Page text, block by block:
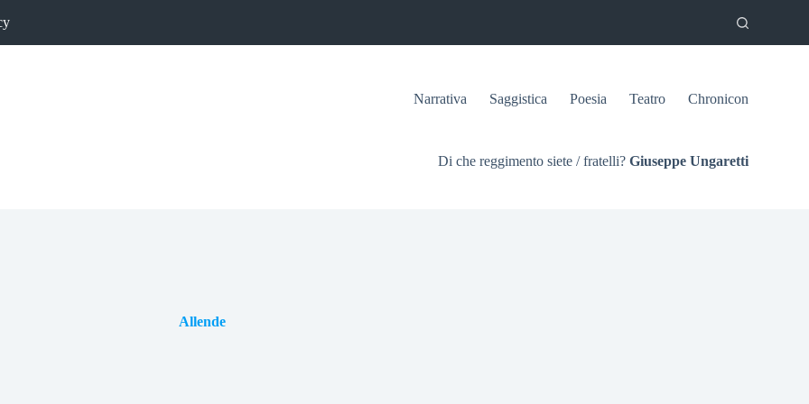
Narrativa Saggistica Poesia Teatro Chronicon
Di che reggimento siete / fratelli? Giuseppe Ungaretti
Allende